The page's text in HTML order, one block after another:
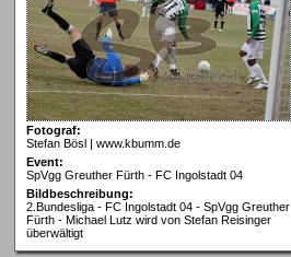
Fotograf:
Stefan Bösl | www.kbumm.de
Event:
SpVgg Greuther Fürth - FC Ingolstadt 04
Bildbeschreibung:
2.Bundesliga - FC Ingolstadt 04 - SpVgg Greuther
Fürth - Michael Lutz wird von Stefan Reisinger
überwältigt